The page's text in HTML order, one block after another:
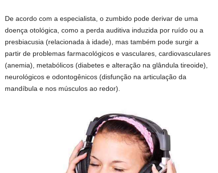
De acordo com a especialista, o zumbido pode derivar de uma
doença otológica, como a perda auditiva induzida por ruído ou a
presbiacusia (relacionada à idade), mas também pode surgir a
partir de problemas farmacológicos e vasculares, cardiovasculares
(anemia), metabólicos (diabetes e alteração na glândula tireoide),
neurológicos e odontogênicos (disfunção na articulação da
mandíbula e nos músculos ao redor).